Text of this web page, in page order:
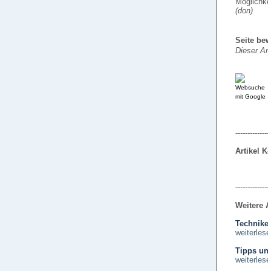
(don)
Seite
Dieser
Artikel
Weitere
Tipps